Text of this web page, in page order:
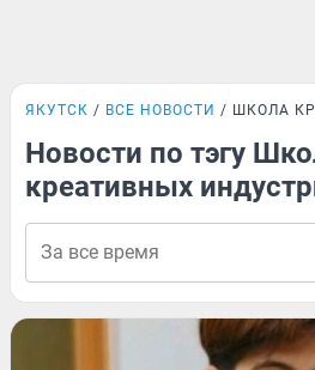
ЯКУТСК ВСЕ НОВОСТИ ШКОЛА
Новости по тэгу
креативных